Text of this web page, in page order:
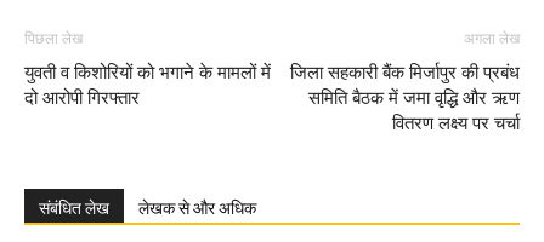
पिछला लेख
युवती व किशोरियों को भगाने के मामलों में
दो आरोपी गिरफ्तार
अगला लेख
जिला सहकारी बैंक मिर्जापुर की प्रबंध
समिति बैठक में जमा वृद्धि और ऋण
वितरण लक्ष्य पर चर्चा
संबंधित लेख लेखक से और अधिक